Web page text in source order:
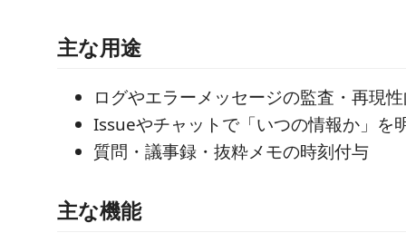
主な用途
ログやエラーメッセージの監査・再現
Issueやチャットで「いつの情報か」を
質問・議事録・抜粋メモの時刻付与
主な機能